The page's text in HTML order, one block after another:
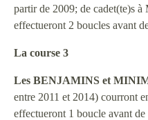
partir de 2009; de cadet(te)s à
effectueront 2 boucles avant
La course 3
Les BENJAMINS et
entre 2011 et 2014) courront
effectueront 1 boucle avant